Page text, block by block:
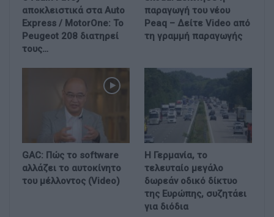
αποκλειστικά στα Auto
Express / MotorOne: Το
Peugeot 208 διατηρεί
τους…
παραγωγή του νέου
Peaq – Δείτε Video από
τη γραμμή παραγωγής
GAC: Πώς το software
αλλάζει το αυτοκίνητο
του μέλλοντος (Video)
Η Γερμανία, το
τελευταίο μεγάλο
δωρεάν οδικό δίκτυο
της Ευρώπης, συζητάει
για διόδια